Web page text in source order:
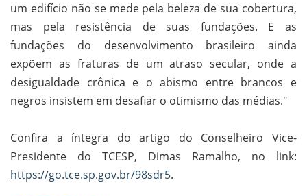
um edifício não se mede pela beleza de sua cobertura,
mas pela resistência de suas fundações. E as
fundações do desenvolvimento brasileiro ainda
expõem as fraturas de um atraso secular, onde a
desigualdade crônica e o abismo entre brancos e
negros insistem em desafiar o otimismo das médias."
Confira a íntegra do artigo do Conselheiro Vice-
Presidente do TCESP, Dimas Ramalho, no link:
https://go.tce.sp.gov.br/98sdr5.